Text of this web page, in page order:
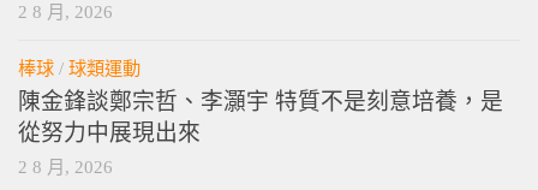
2 8 月, 2026
棒球 / 球類運動
陳金鋒談鄭宗哲、李灝宇 特質不是刻意培養，是
從努力中展現出來
2 8 月, 2026